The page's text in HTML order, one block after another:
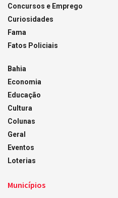
Concursos e Emprego
Curiosidades
Fama
Fatos Policiais
Bahia
Economia
Educação
Cultura
Colunas
Geral
Eventos
Loterias
Municípios